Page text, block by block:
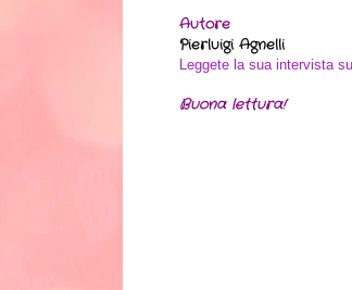
Autore
Pierluigi Agnelli
Leggete la sua intervista
Buona lettura!